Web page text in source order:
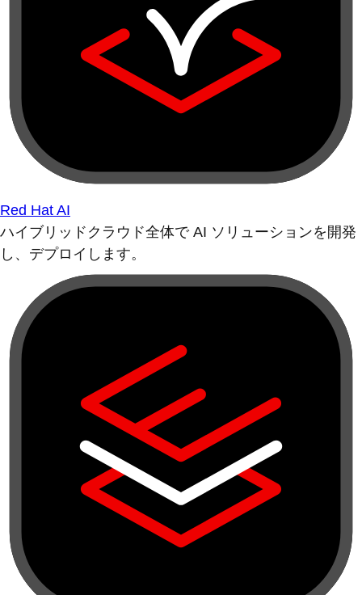
Red Hat AI
ハイブリッドクラウド全体で AI ソリューションを開発
し、デプロイします。